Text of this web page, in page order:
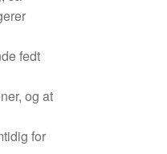
fedt
og at
for